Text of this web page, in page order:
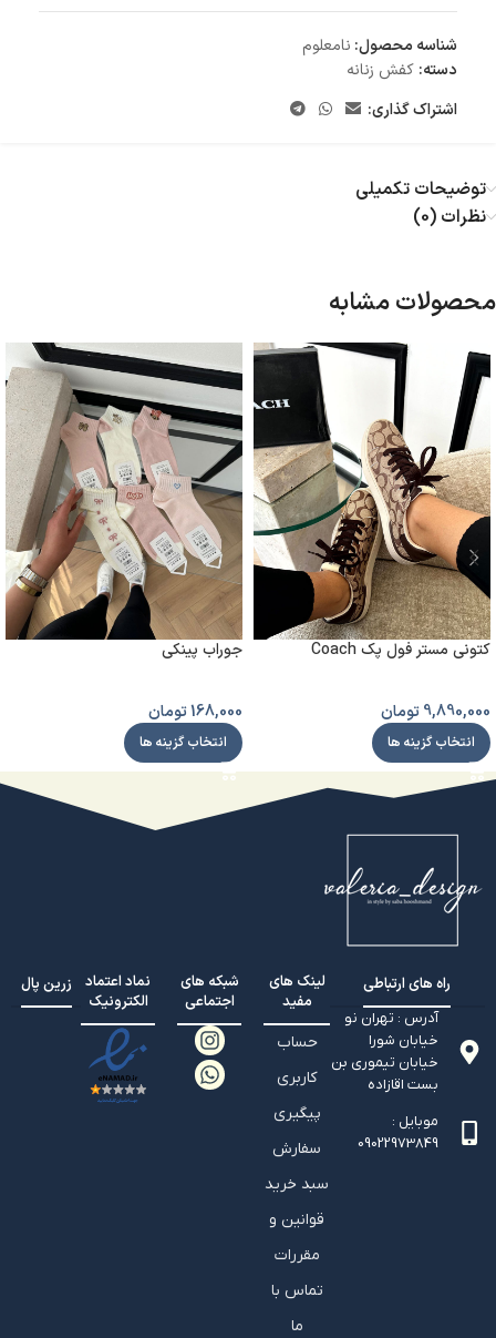
شناسه محصول: نامعلوم
دسته: کفش زنانه
اشتراک گذاری:
توضیحات تکمیلی
نظرات (0)
محصولات مشابه
کتونی مستر فول پک Coach
9,890,000تومان
انتخاب گزینه ها
جوراب پینکی
168,000تومان
انتخاب گزینه ها
راه های ارتباطی
آدرس : تهران نو
خیابان شورا
خیابان تيموري بن
بست اقازاده
موبایل :
09022973849
لینک های
مفید
حساب
کاربری
پیگیری
سفارش
سبد خرید
قوانین و
مقررات
تماس با
ما
شبکه های
اجتماعی
نماد اعتماد
الکترونیک
زرین پال